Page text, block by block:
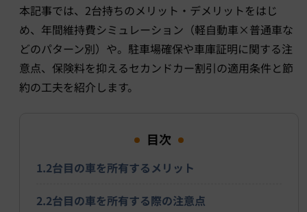
本記事では、2台持ちのメリット・デメリットをはじ
め、年間維持費シミュレーション（軽自動車×普通車な
どのパターン別）や。駐車場確保や車庫証明に関する注
意点、保険料を抑えるセカンドカー割引の適用条件と節
約の工夫を紹介します。
目次
1.2台目の車を所有するメリット
2.2台目の車を所有する際の注意点